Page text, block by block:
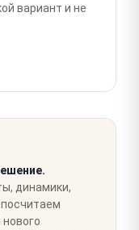
вариант и не
динамики,